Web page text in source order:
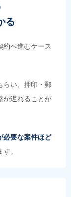
る
約へ進むケース
らい、押印・郵
が遅れることが
必要な案件ほど
。